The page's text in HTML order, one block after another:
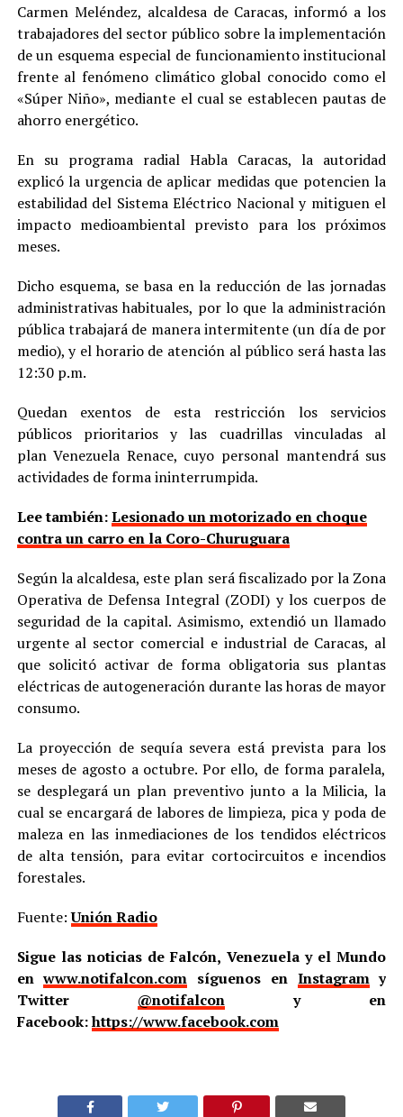
Carmen Meléndez, alcaldesa de Caracas, informó a los
trabajadores del sector público sobre la implementación
de un esquema especial de funcionamiento institucional
frente al fenómeno climático global conocido como el
«Súper Niño», mediante el cual se establecen pautas de
ahorro energético.
En su programa radial Habla Caracas, la autoridad
explicó la urgencia de aplicar medidas que potencien la
estabilidad del Sistema Eléctrico Nacional y mitiguen el
impacto medioambiental previsto para los próximos
meses.
Dicho esquema, se basa en la reducción de las jornadas
administrativas habituales, por lo que la administración
pública trabajará de manera intermitente (un día de por
medio), y el horario de atención al público será hasta las
12:30 p.m.
Quedan exentos de esta restricción los servicios
públicos prioritarios y las cuadrillas vinculadas al
plan Venezuela Renace, cuyo personal mantendrá sus
actividades de forma ininterrumpida.
Lee también:Lesionado un motorizado en choque
contra un carro en la Coro-Churuguara
Según la alcaldesa, este plan será fiscalizado por la Zona
Operativa de Defensa Integral (ZODI) y los cuerpos de
seguridad de la capital. Asimismo, extendió un llamado
urgente al sector comercial e industrial de Caracas, al
que solicitó activar de forma obligatoria sus plantas
eléctricas de autogeneración durante las horas de mayor
consumo.
La proyección de sequía severa está prevista para los
meses de agosto a octubre. Por ello, de forma paralela,
se desplegará un plan preventivo junto a la Milicia, la
cual se encargará de labores de limpieza, pica y poda de
maleza en las inmediaciones de los tendidos eléctricos
de alta tensión, para evitar cortocircuitos e incendios
forestales.
Fuente:Unión Radio
Sigue las noticias de Falcón, Venezuela y el Mundo
enwww.notifalcon.com síguenos en Instagramy
Twitter @notifalcony en
Facebook:https://www.facebook.com